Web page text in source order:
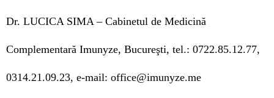
Dr. LUCICA SIMA – Cabinetul de Medicină
Complementară Imunyze, Bucureşti, tel.: 0722.85.12.77,
0314.21.09.23, e-mail: office@imunyze.me